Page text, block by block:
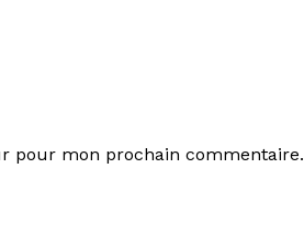
pour mon prochain commentaire.